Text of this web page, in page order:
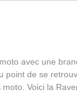
avec une
de se
Voici la